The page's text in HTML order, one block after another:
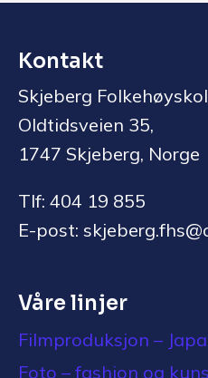
Kontakt
Skjeberg
Oldtidsveien 35,
1747 Skjeberg, Norge
Tlf: 404 19 855
E-post:
Våre linjer
Filmproduksjon –
Foto – fashion og